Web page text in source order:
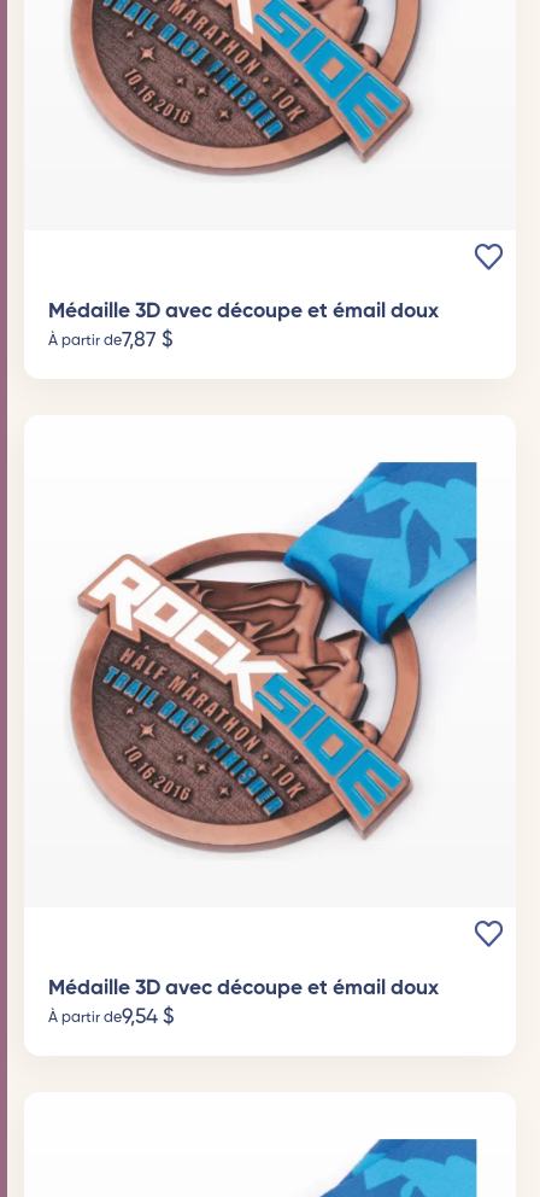
Médaille 3D avec découpe et émail doux
À partir de7,87 $
Médaille 3D avec découpe et émail doux
À partir de9,54 $